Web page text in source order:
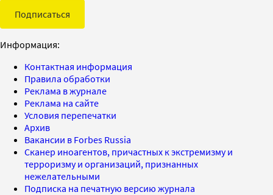
Подписаться
Информация:
Контактная информация
Правила обработки
Реклама в журнале
Реклама на сайте
Условия перепечатки
Архив
Вакансии в Forbes Russia
Сканер иноагентов, причастных к экстремизму и
терроризму и организаций, признанных
нежелательными
Подписка на печатную версию журнала